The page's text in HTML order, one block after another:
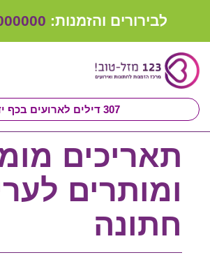
לבירורים והזמנות:
307 דילים לארועים בכף
ספקים לחתונה מומלצים
קבלו ייעוץ בחינם
טיפים לארגון ותכנון חתונה
קבוצת וואטסאפ-ספקים עונים LIVE
תאריכים
ומותרים
חתונה